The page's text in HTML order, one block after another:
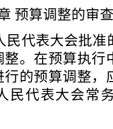
预算调整的审
民代表大会批准
整。在预算执行
行的预算调整，
民代表大会常